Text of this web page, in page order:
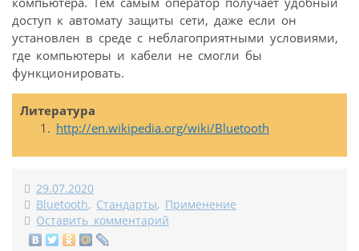
доступ к автомату защиты сети, даже если он
установлен в среде с неблагоприятными условиями,
где компьютеры и кабели не смогли бы
функционировать.
Литература
http://en.wikipedia.org/wiki/Bluetooth
29.07.2020
Bluetooth, Стандарты, Применение
Оставить комментарий